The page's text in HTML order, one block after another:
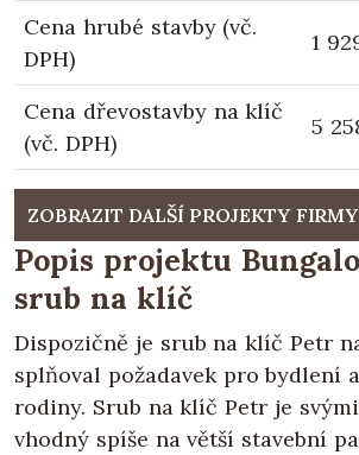
Cena hrubé stavby (vč.
DPH)
1
Cena dřevostavby na klíč
(vč. DPH)
5
ZOBRAZIT DALŠÍ PROJEKTY FIRMY
Popis projektu
srub na klíč
Dispozičně je srub na klíč Petr
splňoval požadavek pro bydlení
rodiny. Srub na klíč Petr je
vhodný spíše na větší stavební